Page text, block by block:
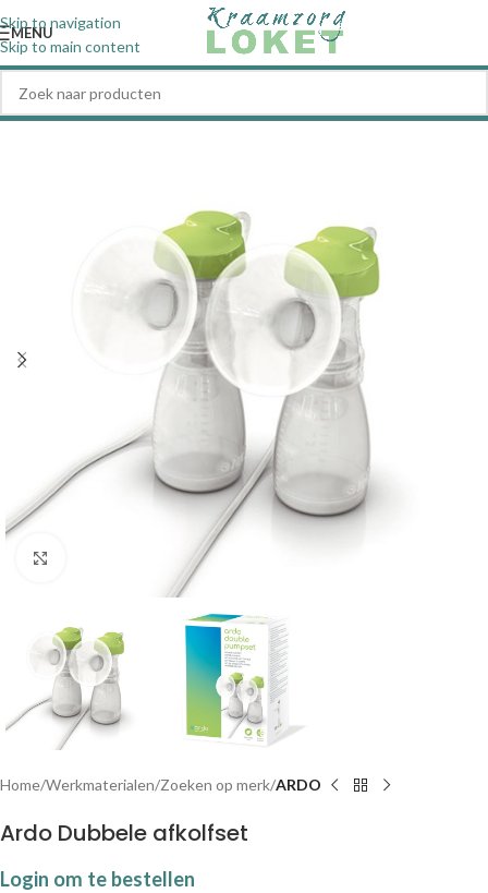
Skip to navigation
Skip to main content
MENU
Klik om te vergroten
Home Werkmaterialen Zoeken op merk ARDO
Ardo Dubbele afkolfset
Login om te bestellen